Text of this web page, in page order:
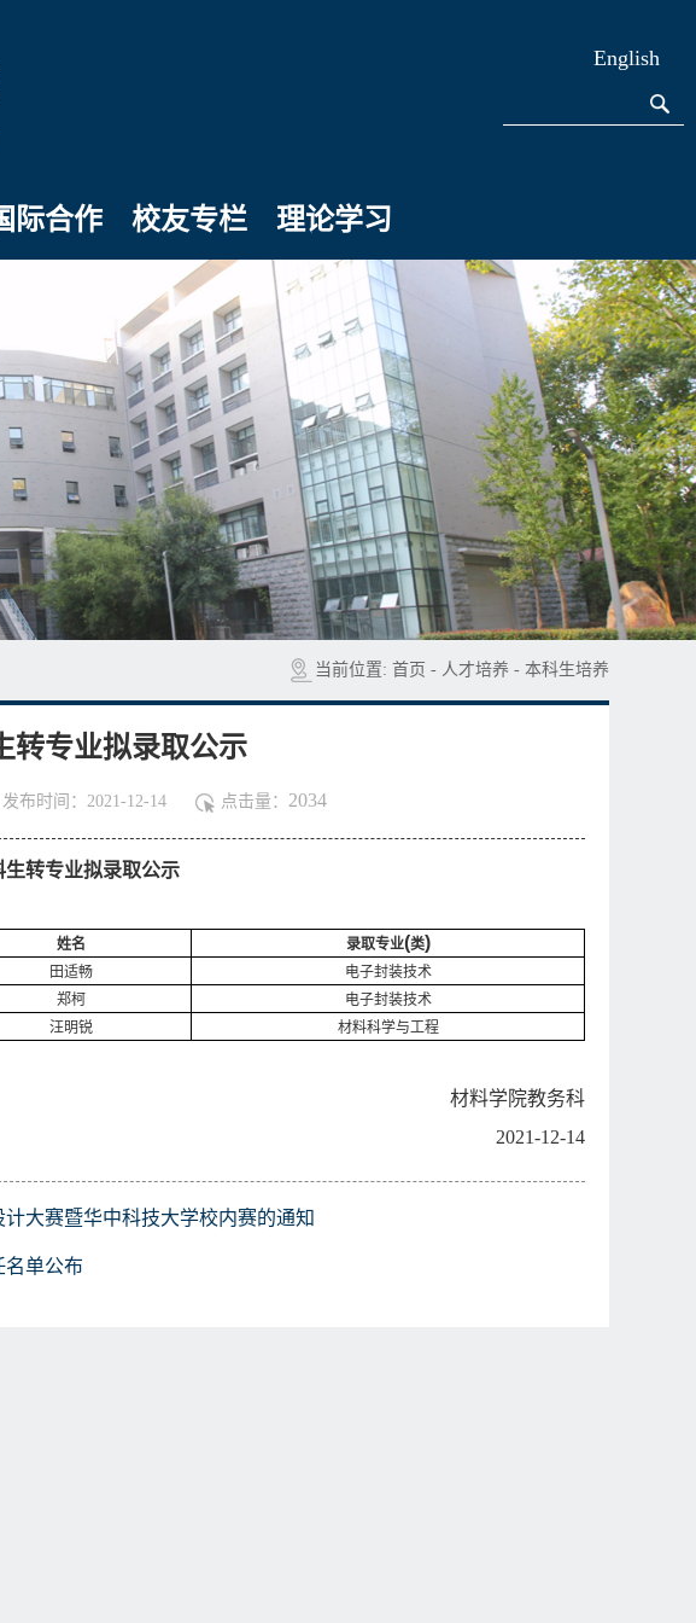
English
际合作 校友专栏 理论学习
当前位置: 首页 - 人才培养 - 本科生培养
转专业拟录取公示
发布时间：2021-12-14 点击量： 2034
生转专业拟录取公示
姓名 录取专业(类)
田适畅
电子封装技术
郑柯
电子封装技术
汪明锐 材料科学与工程
材料学院教务科
2021-12-14
大赛暨华中科技大学校内赛的通知
名单公布